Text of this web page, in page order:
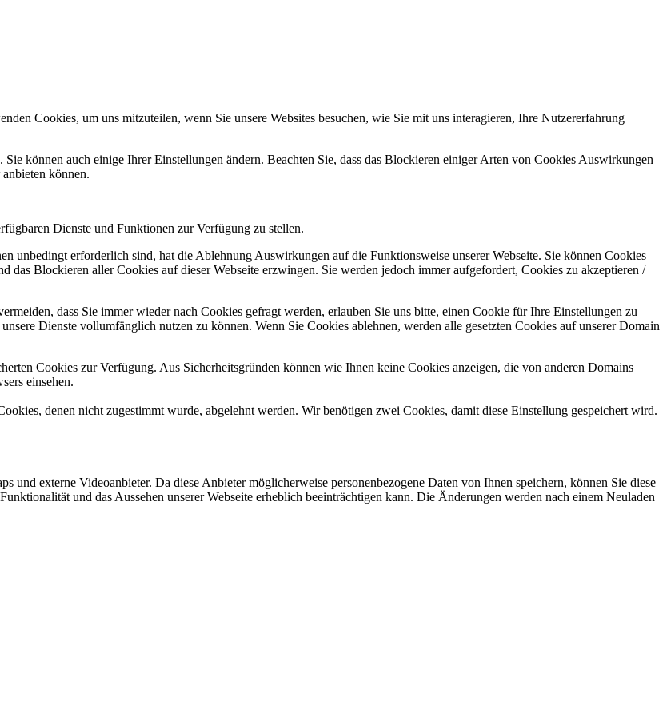
Cookies, um uns mitzuteilen, wenn Sie unsere Websites besuchen, wie Sie mit uns interagieren, Ihre Nutzererfahrung
können auch einige Ihrer Einstellungen ändern. Beachten Sie, dass das Blockieren einiger Arten von Cookies Auswirkungen
können.
Dienste und Funktionen zur Verfügung zu stellen.
unbedingt erforderlich sind, hat die Ablehnung Auswirkungen auf die Funktionsweise unserer Webseite. Sie können Cookies
das Blockieren aller Cookies auf dieser Webseite erzwingen. Sie werden jedoch immer aufgefordert, Cookies zu akzeptieren /
dass Sie immer wieder nach Cookies gefragt werden, erlauben Sie uns bitte, einen Cookie für Ihre Einstellungen zu
Dienste vollumfänglich nutzen zu können. Wenn Sie Cookies ablehnen, werden alle gesetzten Cookies auf unserer Domain
Cookies zur Verfügung. Aus Sicherheitsgründen können wie Ihnen keine Cookies anzeigen, die von anderen Domains
einsehen.
denen nicht zugestimmt wurde, abgelehnt werden. Wir benötigen zwei Cookies, damit diese Einstellung gespeichert wird.
und externe Videoanbieter. Da diese Anbieter möglicherweise personenbezogene Daten von Ihnen speichern, können Sie diese
und das Aussehen unserer Webseite erheblich beeinträchtigen kann. Die Änderungen werden nach einem Neuladen